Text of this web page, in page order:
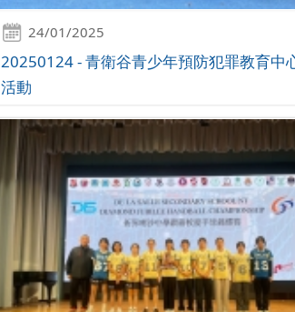
24/01/2025
20250124 - 青衛谷青少年預防犯罪教育中
活動